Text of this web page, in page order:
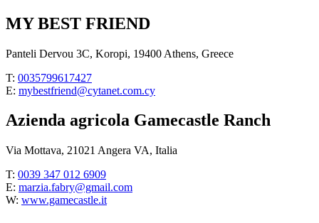
MY BEST FRIEND
Panteli Dervou 3C, Koropi, 19400 Athens, Greece
T: 0035799617427
E: mybestfriend@cytanet.com.cy
Azienda agricola Gamecastle Ranch
Via Mottava, 21021 Angera VA, Italia
T: 0039 347 012 6909
E: marzia.fabry@gmail.com
W: www.gamecastle.it